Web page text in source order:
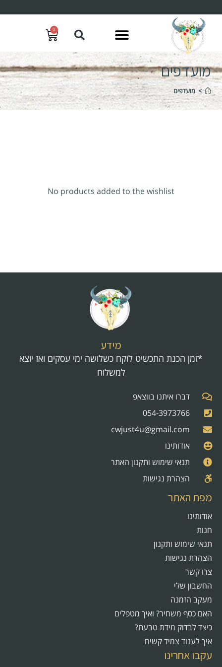
0
מועדפים
> מועדפים
No products added to the wishlist
מידע
*זמן הכנת התכשיט לוקח כשלושה ימי עסקים ואז יוצא
למשלוח
דברו איתנו בווצאפ
054-3973766
cwjust4u@gmail.com
אודותינו
תנאי שימוש ותקנון האתר
הצהרת נגישות
מפת האתר
אודותינו
חנות
תנאי שימוש ותקנון
הצהרת נגישות
צרו קשר
החשבון שלי
מעקב הזמנה
האם כסף משחיר? ואיך מטפלים
כיצד לבדוק מידת טבעת?
איך לענוד צמיד קשיח
עקבו אחרינו